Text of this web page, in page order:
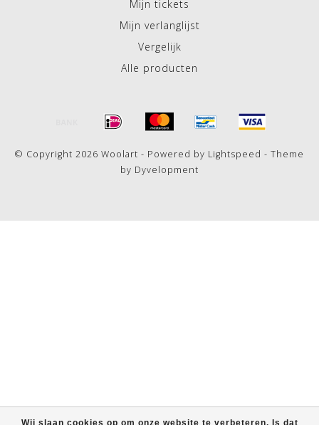
Wij slaan cookies op om onze website te verbeteren. Is dat
Mijn tickets
Mijn verlanglijst
Vergelijk
Alle producten
© Copyright 2026 Woolart - Powered by Lightspeed - Theme
by Dyvelopment